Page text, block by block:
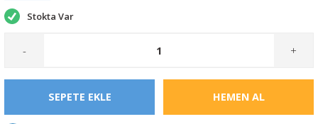
Stokta Var
- +
SEPETE EKLE HEMEN AL